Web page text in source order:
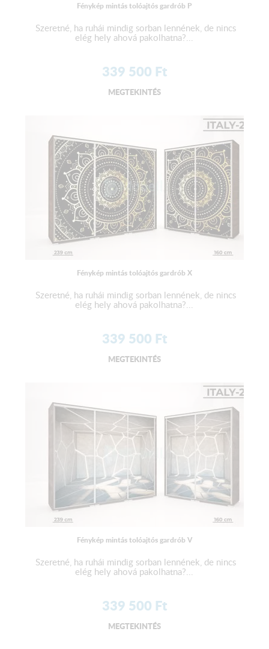
Fénykép mintás tolóajtós gardrób P
Szeretné, ha ruhái mindig sorban lennének, de nincs
elég hely ahová pakolhatna?...
339 500 Ft
MEGTEKINTÉS
Fénykép mintás tolóajtós gardrób X
Szeretné, ha ruhái mindig sorban lennének, de nincs
elég hely ahová pakolhatna?...
339 500 Ft
MEGTEKINTÉS
Fénykép mintás tolóajtós gardrób V
Szeretné, ha ruhái mindig sorban lennének, de nincs
elég hely ahová pakolhatna?...
339 500 Ft
MEGTEKINTÉS